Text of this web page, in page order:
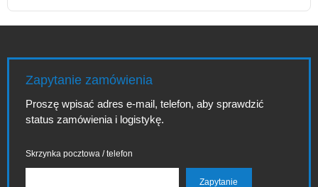
Zapytanie zamówienia
Proszę wpisać adres e-mail, telefon, aby sprawdzić
status zamówienia i logistykę.
Skrzynka pocztowa / telefon